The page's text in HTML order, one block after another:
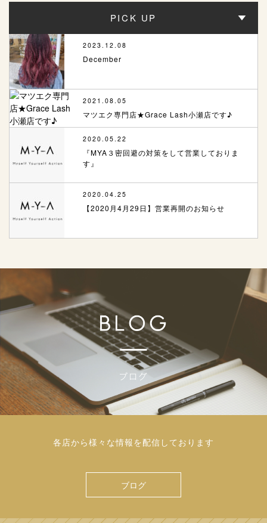
PICK UP
2023.12.08
December
2021.08.05
マツエク専門店★Grace Lash小瀬店です♪
2020.05.22
『MYA３密回避の対策をして営業しておりま
す』
2020.04.25
【2020月4月29日】営業再開のお知らせ
各店から様々な情報を配信しております
ブログ